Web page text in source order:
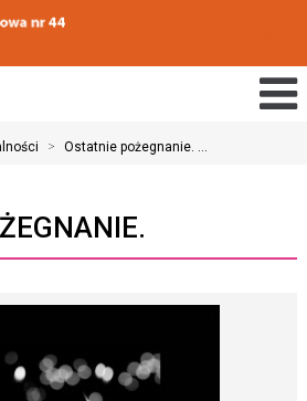
> Ostatnie pożegnanie. ...